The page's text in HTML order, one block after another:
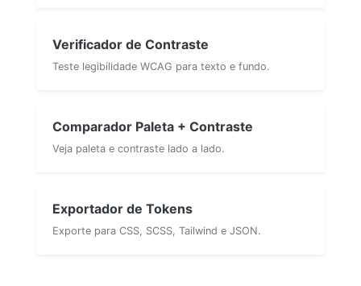
Verificador de Contraste
Teste legibilidade WCAG para texto e fundo.
Comparador Paleta + Contraste
Veja paleta e contraste lado a lado.
Exportador de Tokens
Exporte para CSS, SCSS, Tailwind e JSON.